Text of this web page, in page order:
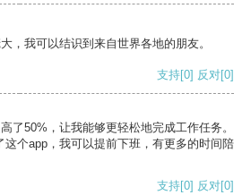
，我可以结识到来自世界各地的朋友。
支持[0] 反对[0]
了50%，让我能够更轻松地完成工作任务。
个app，我可以提前下班，有更多的时间陪
支持[0] 反对[0]